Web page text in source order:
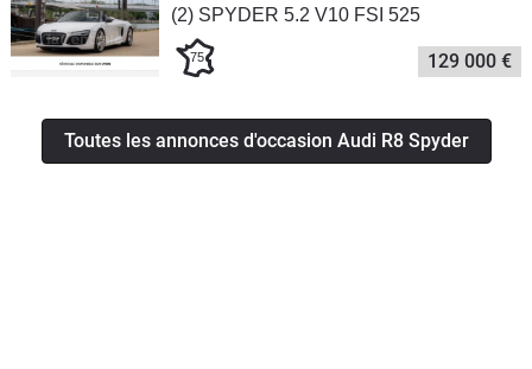
(2) SPYDER 5.2 V10 FSI 525
75 129 000 €
Toutes les annonces d'occasion Audi R8 Spyder